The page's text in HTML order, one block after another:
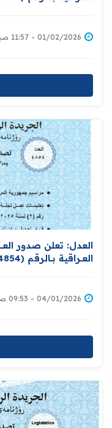
01/02/2026 - 11:57 صباحًا
العدل: تعلن صدور
العــراقية بــالرقم (4854)‏
04/01/2026 - 09:53 صباحًا